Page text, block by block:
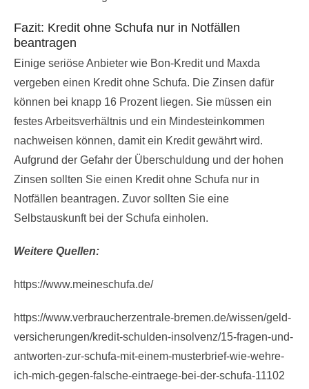
Fazit: Kredit ohne Schufa nur in Notfällen
beantragen
Einige seriöse Anbieter wie Bon-Kredit und Maxda
vergeben einen Kredit ohne Schufa. Die Zinsen dafür
können bei knapp 16 Prozent liegen. Sie müssen ein
festes Arbeitsverhältnis und ein Mindesteinkommen
nachweisen können, damit ein Kredit gewährt wird.
Aufgrund der Gefahr der Überschuldung und der hohen
Zinsen sollten Sie einen Kredit ohne Schufa nur in
Notfällen beantragen. Zuvor sollten Sie eine
Selbstauskunft bei der Schufa einholen.
Weitere Quellen:
https://www.meineschufa.de/
https://www.verbraucherzentrale-bremen.de/wissen/geld-
versicherungen/kredit-schulden-insolvenz/15-fragen-und-
antworten-zur-schufa-mit-einem-musterbrief-wie-wehre-
ich-mich-gegen-falsche-eintraege-bei-der-schufa-11102